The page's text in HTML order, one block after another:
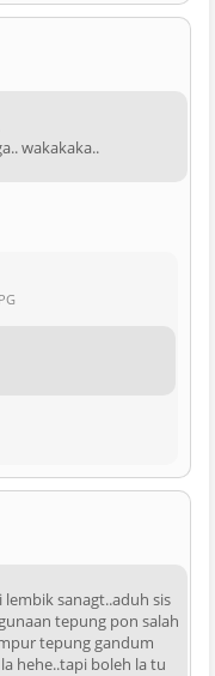
wakakaka..
sanagt..aduh sis
tepung pon salah
tepung gandum
hehe..tapi boleh la tu